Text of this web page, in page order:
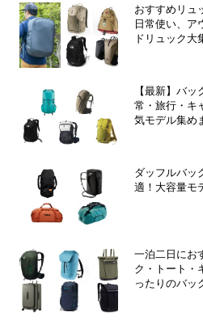
おすすめリュ
日常使い、ア
ドリュック大
【最新】バ
常・旅行・キ
気モデル集め
ダッフルバッ
適！大容量モ
一泊二日にお
ク・トート・
ったりのバッ